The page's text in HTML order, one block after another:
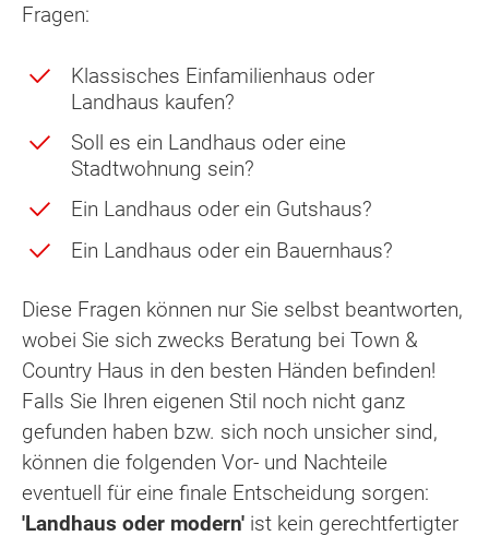
Fragen:
Klassisches Einfamilienhaus oder
Landhaus kaufen?
Soll es ein Landhaus oder eine
Stadtwohnung sein?
Ein Landhaus oder ein Gutshaus?
Ein Landhaus oder ein Bauernhaus?
Diese Fragen können nur Sie selbst beantworten,
wobei Sie sich zwecks Beratung bei Town &
Country Haus in den besten Händen befinden!
Falls Sie Ihren eigenen Stil noch nicht ganz
gefunden haben bzw. sich noch unsicher sind,
können die folgenden Vor- und Nachteile
eventuell für eine finale Entscheidung sorgen:
'Landhaus oder modern' ist kein gerechtfertigter